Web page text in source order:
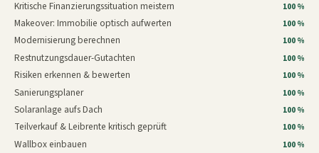
Kritische Finanzierungssituation meistern 100 %
Makeover: Immobilie optisch aufwerten 100 %
Modernisierung berechnen 100 %
Restnutzungsdauer-Gutachten 100 %
Risiken erkennen & bewerten 100 %
Sanierungsplaner 100 %
Solaranlage aufs Dach 100 %
Teilverkauf & Leibrente kritisch geprüft 100 %
Wallbox einbauen 100 %